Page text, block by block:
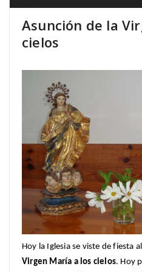
Asunción de la
cielos
Hoy la Iglesia se viste de fiesta
Virgen María a los cielos. Hoy